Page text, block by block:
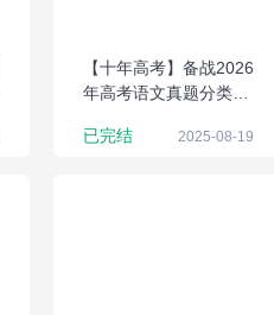
【十年高考】备战2026
年高考语文真题分类解
版）
已完结 2025-08-19